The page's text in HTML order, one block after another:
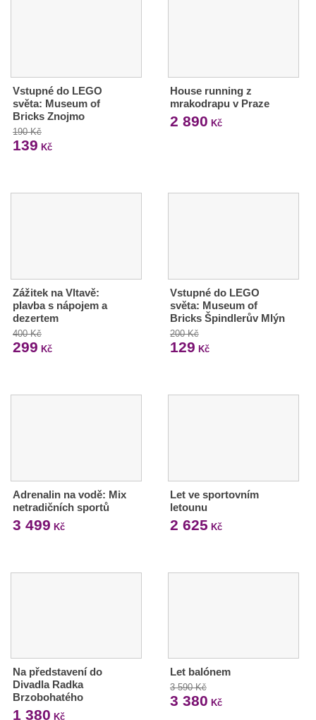
Vstupné do LEGO
světa: Museum of
Bricks Znojmo
190 Kč
139 Kč
House running z
mrakodrapu v Praze
2 890 Kč
Zážitek na Vltavě:
plavba s nápojem a
dezertem
400 Kč
299 Kč
Vstupné do LEGO
světa: Museum of
Bricks Špindlerův Mlýn
200 Kč
129 Kč
Adrenalin na vodě: Mix
netradičních sportů
3 499 Kč
Let ve sportovním
letounu
2 625 Kč
Na představení do
Divadla Radka
Brzobohatého
1 380 Kč
Let balónem
3 590 Kč
3 380 Kč